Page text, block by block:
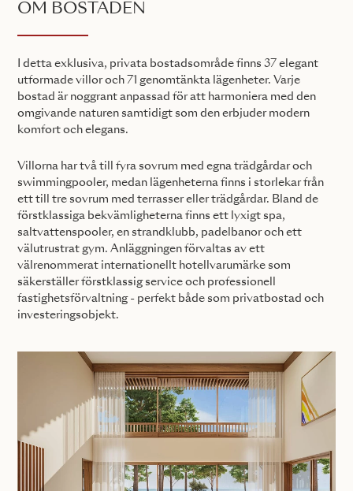
OM BOSTADEN
I detta exklusiva, privata bostadsområde finns 37 elegant
utformade villor och 71 genomtänkta lägenheter. Varje
bostad är noggrant anpassad för att harmoniera med den
omgivande naturen samtidigt som den erbjuder modern
komfort och elegans.
Villorna har två till fyra sovrum med egna trädgårdar och
swimmingpooler, medan lägenheterna finns i storlekar från
ett till tre sovrum med terrasser eller trädgårdar. Bland de
förstklassiga bekvämligheterna finns ett lyxigt spa,
saltvattenspooler, en strandklubb, padelbanor och ett
välutrustrat gym. Anläggningen förvaltas av ett
välrenommerat internationellt hotellvarumärke som
säkerställer förstklassig service och professionell
fastighetsförvaltning - perfekt både som privatbostad och
investeringsobjekt.